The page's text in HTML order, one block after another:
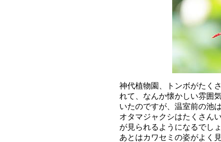
神代植物園、トンボがたく
れて、なんか懐かしい雰囲
いたのですが、温室前の池
オタマジャクシはたくさん
が見られるようになるでし
あとはカワセミの姿がよく